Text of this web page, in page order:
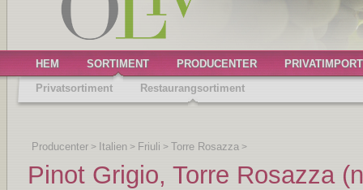
HEM SORTIMENT PRODUCENTER
PRIVATIMPORT
Privatsortiment
Restaurangsortiment
Producenter > Italien > Friuli > Torre Rosazza >
Pinot Grigio, Torre Rosazza